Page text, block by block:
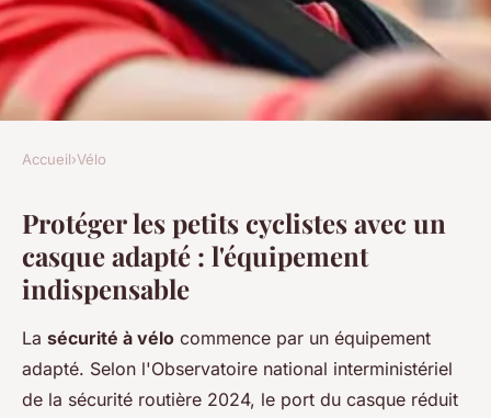
Casque vélo enfant : sécurité
et fun pour vos petits
aventuriers
admin•16 décembre 2025•7 min de lecture
Accueil›Vélo
Protéger les petits cyclistes avec un
casque adapté : l'équipement
indispensable
La sécurité à vélo commence par un équipement
adapté. Selon l'Observatoire national interministériel
de la sécurité routière 2024, le port du casque réduit